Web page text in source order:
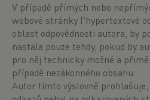
V případě přímých nebo
webové stránky ('hypertextové
oblast odpovědnosti autora, by
nastala pouze tehdy, pokud by
pro něj technicky možné a
případě nezákonného obsahu.
Autor tímto výslovně prohlašuje,